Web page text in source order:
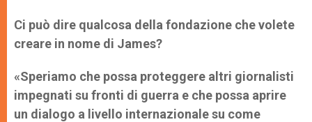
Ci può dire qualcosa della fondazione che volete
creare in nome di James?
«Speriamo che possa proteggere altri giornalisti
impegnati su fronti di guerra e che possa aprire
un dialogo a livello internazionale su come